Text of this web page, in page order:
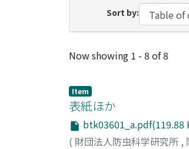
Sort by:
Recent
Now showing 1 - 8 of 8
Item
表紙ほか
btk03601_a.pdf(119.88
( 財団法人防虫科学研究所 ,